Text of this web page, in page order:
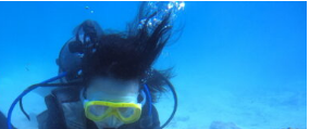
ートファンダイビング
ーチファンダイビング
ート体験ダイビング